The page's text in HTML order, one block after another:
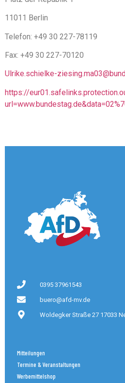
11011 Berlin
Telefon: +49 30 227-78119
Fax: +49 30 227-70120
Ulrike.schielke-
https://
0395 37961543
buero@afd-mv.de
Woldegker Straße 27 17033
Mitteilungen
Termine & Veranstaltungen
Werbemittelshop